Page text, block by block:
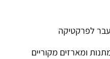
לפרקטיקה
ומארזים מקוריים